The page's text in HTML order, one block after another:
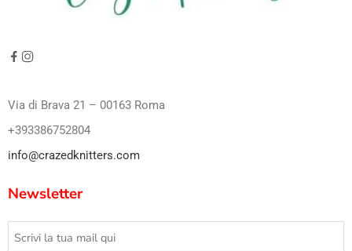
Via di Brava 21 – 00163 Roma
+393386752804
info@crazedknitters.com
Newsletter